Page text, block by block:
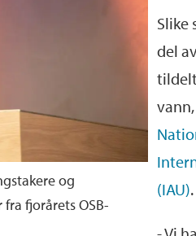
og
fjorårets OSB-
Slike
del
(IAU).